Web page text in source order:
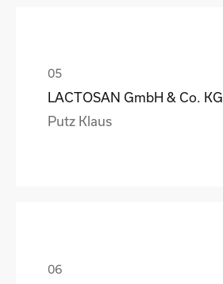
LACTOSAN GmbH & Co. KG
Putz Klaus